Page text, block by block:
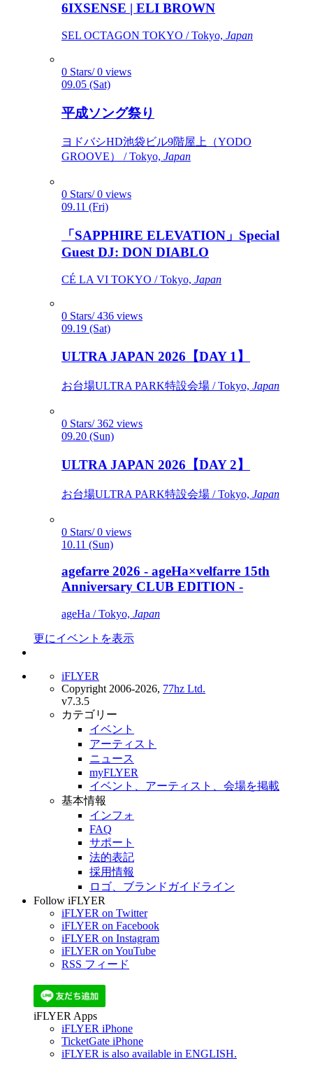
6IXSENSE | ELI BROWN
SEL OCTAGON TOKYO / Tokyo, Japan
0 Stars/ 0 views
09.05 (Sat)
平成ソング祭り
ヨドバシHD池袋ビル9階屋上（YODO
GROOVE） / Tokyo, Japan
0 Stars/ 0 views
09.11 (Fri)
「SAPPHIRE ELEVATION」Special
Guest DJ: DON DIABLO
CÉ LA VI TOKYO / Tokyo, Japan
0 Stars/ 436 views
09.19 (Sat)
ULTRA JAPAN 2026【DAY 1】
お台場ULTRA PARK特設会場 / Tokyo, Japan
0 Stars/ 362 views
09.20 (Sun)
ULTRA JAPAN 2026【DAY 2】
お台場ULTRA PARK特設会場 / Tokyo, Japan
0 Stars/ 0 views
10.11 (Sun)
agefarre 2026 - ageHa×velfarre 15th
Anniversary CLUB EDITION -
ageHa / Tokyo, Japan
更にイベントを表示
iFLYER
Copyright 2006-2026, 77hz Ltd.
v7.3.5
カテゴリー
イベント
アーティスト
ニュース
myFLYER
イベント、アーティスト、会場を掲載
基本情報
インフォ
FAQ
サポート
法的表記
採用情報
ロゴ、ブランドガイドライン
Follow iFLYER
iFLYER on Twitter
iFLYER on Facebook
iFLYER on Instagram
iFLYER on YouTube
RSS フィード
iFLYER Apps
iFLYER iPhone
TicketGate iPhone
iFLYER is also available in ENGLISH.